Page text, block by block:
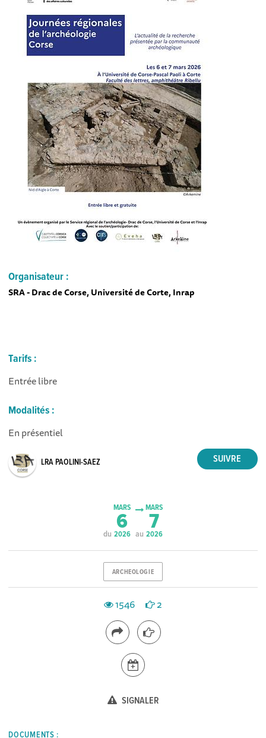
Organisateur :
SRA - Drac de Corse, Université de Corte, Inrap
Tarifs :
Entrée libre
Modalités :
En présentiel
LRA PAOLINI-SAEZ
du
MARS
6
2026 au
MARS
7
2026
ARCHEOLOGIE
1546 2
SIGNALER
DOCUMENTS :